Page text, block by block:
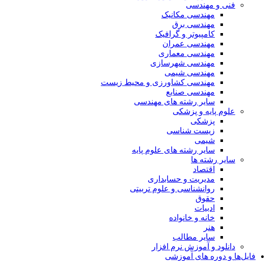
فنی و مهندسی
مهندسی مکانیک
مهندسی برق
کامپیوتر و گرافیک
مهندسی عمران
مهندسی معماری
مهندسی شهرسازی
مهندسی شیمی
مهندسی کشاورزی و محیط زیست
مهندسی صنایع
سایر رشته های مهندسی
علوم پایه و پزشکی
پزشکی
زیست شناسی
شیمی
سایر رشته های علوم پایه
سایر رشته ها
اقتصاد
مدیریت و حسابداری
روانشناسی و علوم تربیتی
حقوق
ادبیات
خانه و خانواده
هنر
سایر مطالب
دانلود و آموزش نرم افزار
فایل‌ها و دوره های آموزشی